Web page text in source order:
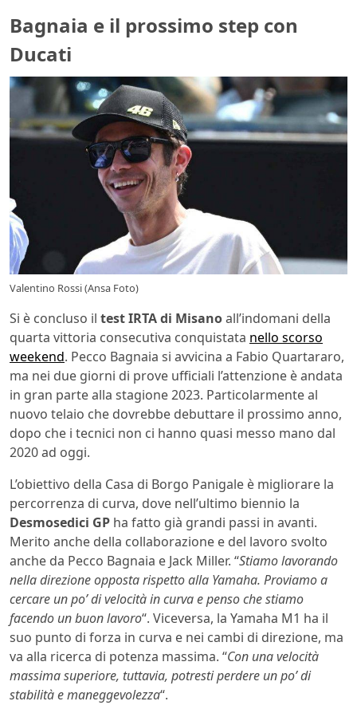
Bagnaia e il prossimo step con
Ducati
Valentino Rossi (Ansa Foto)
Si è concluso il test IRTA di Misanoall’indomani della
quarta vittoria consecutiva conquistata nello scorso
weekend. Pecco Bagnaia si avvicina a Fabio Quartararo,
ma nei due giorni di prove ufficiali l’attenzione è andata
in gran parte alla stagione 2023. Particolarmente al
nuovo telaio che dovrebbe debuttare il prossimo anno,
dopo che i tecnici non ci hanno quasi messo mano dal
2020 ad oggi.
L’obiettivo della Casa di Borgo Panigale è migliorare la
percorrenza di curva, dove nell’ultimo biennio la
Desmosedici GP ha fatto già grandi passi in avanti.
Merito anche della collaborazione e del lavoro svolto
anche da Pecco Bagnaia e Jack Miller. “Stiamo lavorando
nella direzione opposta rispetto alla Yamaha. Proviamo a
cercare un po’ di velocità in curva e penso che stiamo
facendo un buon lavoro“. Viceversa, la Yamaha M1 ha il
suo punto di forza in curva e nei cambi di direzione, ma
va alla ricerca di potenza massima. “Con una velocità
massima superiore, tuttavia, potresti perdere un po’ di
stabilità e maneggevolezza“.